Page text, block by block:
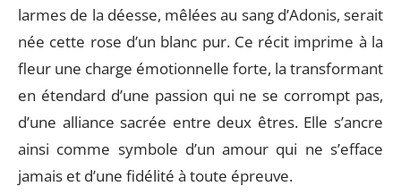
larmes de la déesse, mêlées au sang d’Adonis, serait
née cette rose d’un blanc pur. Ce récit imprime à la
fleur une charge émotionnelle forte, la transformant
en étendard d’une passion qui ne se corrompt pas,
d’une alliance sacrée entre deux êtres. Elle s’ancre
ainsi comme symbole d’un amour qui ne s’efface
jamais et d’une fidélité à toute épreuve.